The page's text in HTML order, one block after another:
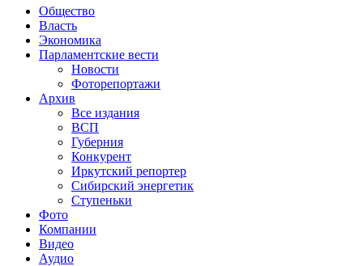
Общество
Власть
Экономика
Парламентские вести
Новости
Фоторепортажи
Архив
Все издания
ВСП
Губерния
Конкурент
Иркутский репортер
Сибирский энергетик
Ступеньки
Фото
Компании
Видео
Аудио